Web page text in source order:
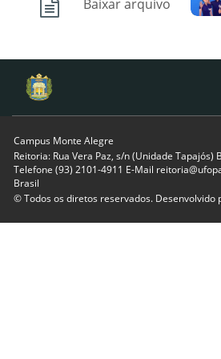
Baixar arquivo
Campus Monte Alegre
Reitoria: Rua Vera Paz, s/n (Unidade Tapajós)
Telefone (93) 2101-4911 E-Mail
Brasil
© Todos os diretos reservados. Desenvolvido